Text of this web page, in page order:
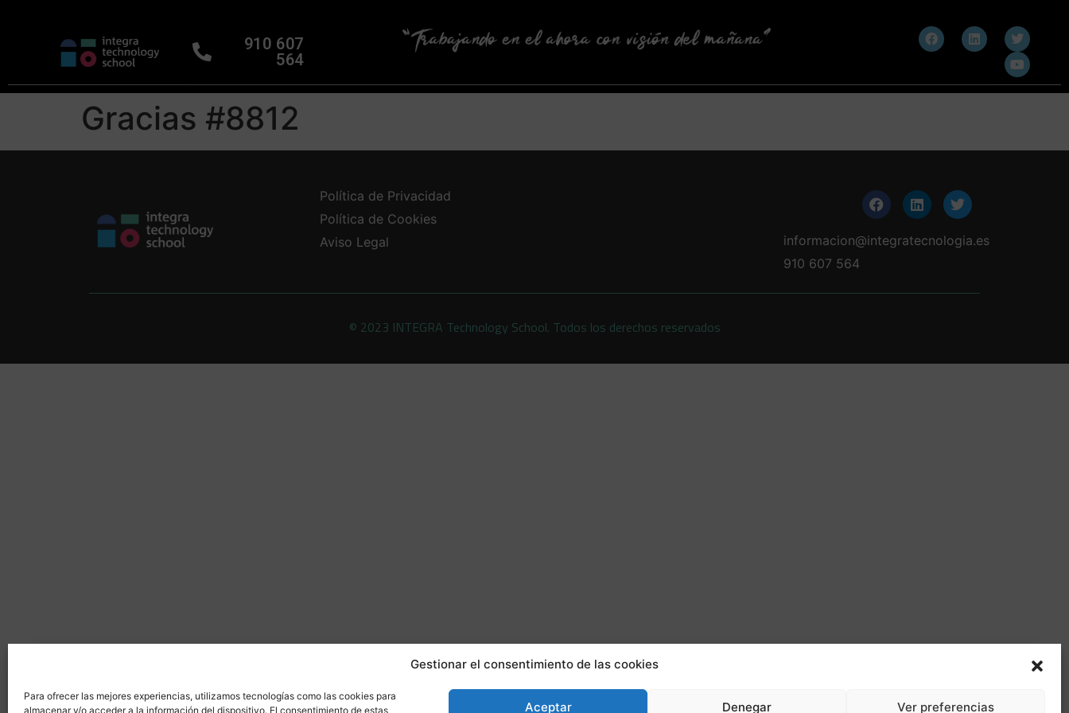
Gestionar el consentimiento de las cookies
Para ofrecer las mejores experiencias, utilizamos tecnologías como las cookies para
almacenar y/o acceder a la información del dispositivo. El consentimiento de estas
Aceptar Denegar Ver preferencias
910 607
564
Gracias #8812
Política de Privacidad
Política de Cookies
Aviso Legal
informacion@integratecnologia.es
910 607 564
© 2023 INTEGRA Technology School. Todos los derechos reservados